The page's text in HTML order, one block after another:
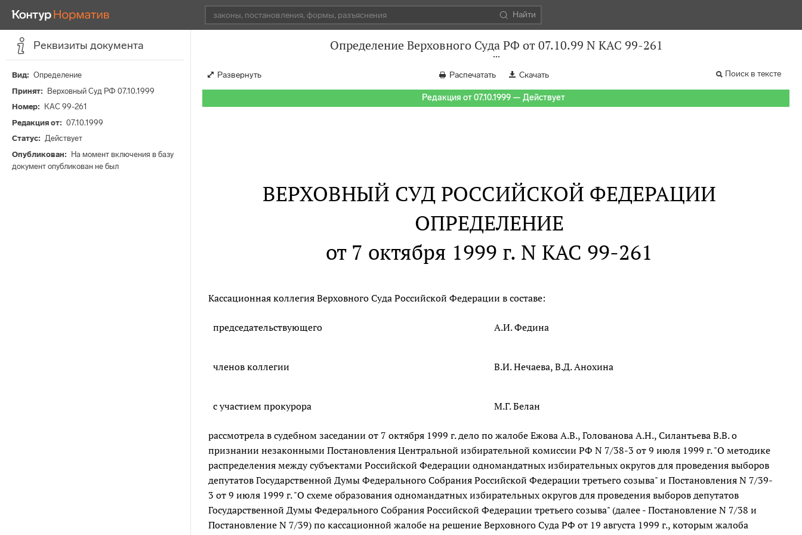
Найти
Реквизиты документа
Вид
Определение
Принят
Верховный Суд РФ 07.10.1999
Номер
КАС 99-261
Редакция от
07.10.1999
Статус
Действует
Опубликован
На момент включения в базу
документ опубликован не был
Определение Верховного Суда РФ от 07.10.99 N КАС 99-261
Развернуть Распечатать Скачать Поиск в тексте
Редакция от 07.10.1999 — Действует
ВЕРХОВНЫЙ СУД РОССИЙСКОЙ ФЕДЕРАЦИИ
ОПРЕДЕЛЕНИЕ
от 7 октября 1999 г. N КАС 99-261
Кассационная коллегия Верховного Суда Российской Федерации в составе:
председательствующего А.И. Федина
членов коллегии В.И. Нечаева, В.Д. Анохина
с участием прокурора М.Г. Белан
рассмотрела в судебном заседании от 7 октября 1999 г. дело по жалобе Ежова А.В., Голованова А.Н., Силантьева В.В. о
признании незаконными Постановления Центральной избирательной комиссии РФ N 7/38-3 от 9 июля 1999 г. "О методике
распределения между субъектами Российской Федерации одномандатных избирательных округов для проведения выборов
депутатов Государственной Думы Федерального Собрания Российской Федерации третьего созыва" и Постановления N 7/39-
3 от 9 июля 1999 г. "О схеме образования одномандатных избирательных округов для проведения выборов депутатов
Государственной Думы Федерального Собрания Российской Федерации третьего созыва" (далее - Постановление N 7/38 и
Постановление N 7/39) по кассационной жалобе на решение Верховного Суда РФ от 19 августа 1999 г., которым жалоба